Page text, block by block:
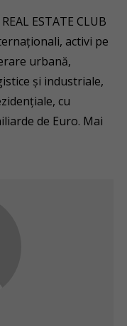
ESTATE CLUB
activi pe
urbană,
și industriale,
cu
de Euro. Mai